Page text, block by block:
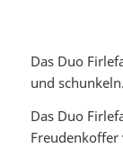
Das Duo
und
Das Duo
Freudenkoffer